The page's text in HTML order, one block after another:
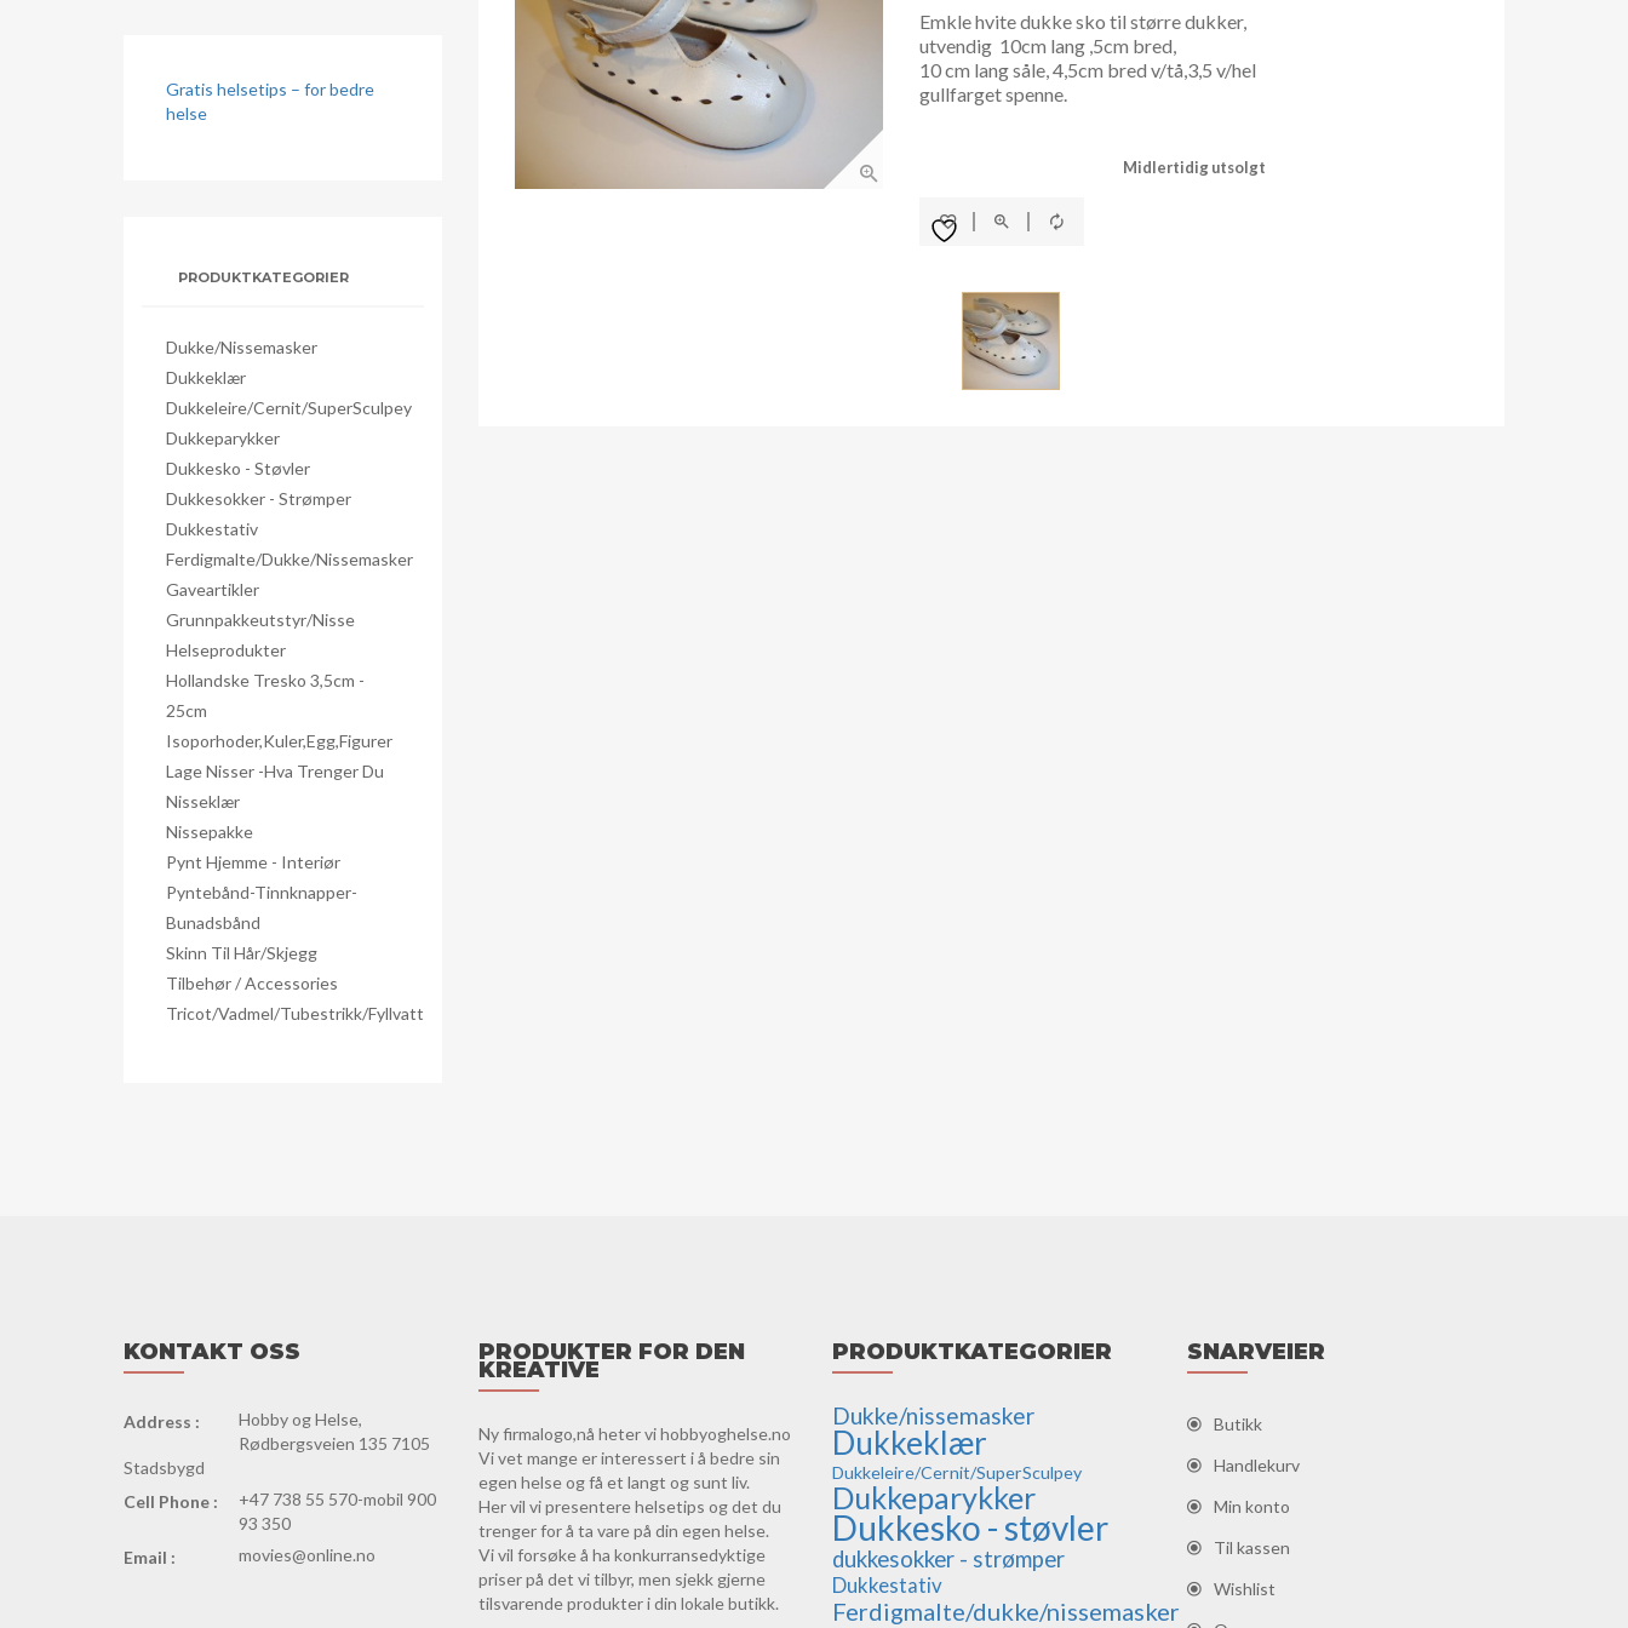
Gratis helsetips – for bedre
helse
PRODUKTKATEGORIER
Dukke/nissemasker
Dukkeklær
Dukkeleire/Cernit/SuperSculpey
Dukkeparykker
Dukkesko - Støvler
Dukkesokker - Strømper
Dukkestativ
Ferdigmalte/dukke/nissemasker
Gaveartikler
Grunnpakkeutstyr/nisse
Helseprodukter
Hollandske Tresko 3,5cm -
25cm
Isoporhoder,kuler,egg,figurer
Lage Nisser -hva Trenger Du
Nisseklær
Nissepakke
Pynt Hjemme - Interiør
Pyntebånd-Tinnknapper-
Bunadsbånd
Skinn Til Hår/skjegg
Tilbehør / Accessories
Tricot/Vadmel/Tubestrikk/Fyllvatt
Emkle hvite dukke sko til større dukker,
utvendig 10cm lang ,5cm bred,
10 cm lang såle, 4,5cm bred v/tå,3,5 v/hel
gullfarget spenne.
Midlertidig utsolgt
KONTAKT OSS
Address :
Hobby og Helse,
Rødbergsveien 135 7105
Stadsbygd
Cell Phone :
+47 738 55 570-mobil 900
93 350
Email :
movies@online.no
PRODUKTER FOR DEN
KREATIVE
Ny firmalogo,nå heter vi hobbyoghelse.no
Vi vet mange er interessert i å bedre sin
egen helse og få et langt og sunt liv.
Her vil vi presentere helsetips og det du
trenger for å ta vare på din egen helse.
Vi vil forsøke å ha konkurransedyktige
priser på det vi tilbyr, men sjekk gjerne
tilsvarende produkter i din lokale butikk.
PRODUKTKATEGORIER
Dukke/nissemasker
Dukkeklær
Dukkeleire/Cernit/SuperSculpey
Dukkeparykker
Dukkesko - støvler
dukkesokker - strømper
Dukkestativ
Ferdigmalte/dukke/nissemasker
SNARVEIER
Butikk
Handlekurv
Min konto
Til kassen
Wishlist